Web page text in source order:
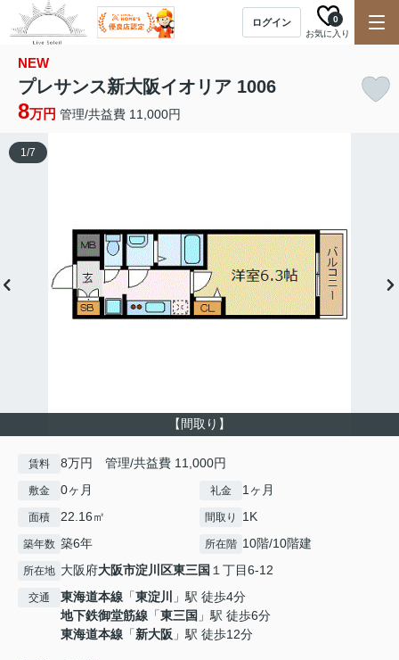
ログイン
お気に入り
0
NEW
プレサンス新大阪イオリア 1006
8万円 管理/共益費 11,000円
【間取り】
1/7
賃料 8万円 管理/共益費 11,000円
敷金 0ヶ月 礼金 1ヶ月
面積 22.16㎡ 間取り 1K
築年数 築6年 所在階 10階/10階建
所在地 大阪府大阪市淀川区東三国 １丁目6-12
交通 東海道本線 「東淀川
」駅 徒歩4分
地下鉄御堂筋線 「東三国 」駅 徒歩6分
東海道本線 「新大阪 」駅 徒歩12分